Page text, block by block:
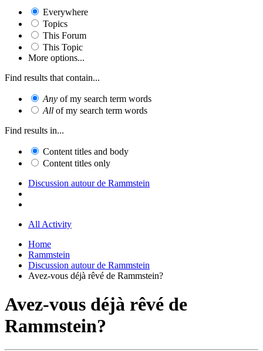
Everywhere
Topics
This Forum
This Topic
More options...
Find results that contain...
Any of my search term words
All of my search term words
Find results in...
Content titles and body
Content titles only
Discussion autour de Rammstein
All Activity
Home
Rammstein
Discussion autour de Rammstein
Avez-vous déjà rêvé de Rammstein?
Avez-vous déjà rêvé de
Rammstein?